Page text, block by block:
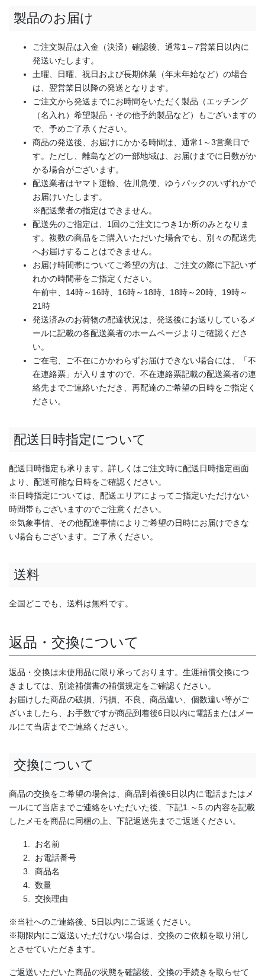
製品のお届け
ご注文製品は入金（決済）確認後、通常1～7営業日以内に
発送いたします。
土曜、日曜、祝日および長期休業（年末年始など）の場合
は、翌営業日以降の発送となります。
ご注文から発送までにお時間をいただく製品（エッチング
（名入れ）希望製品・その他予約製品など）もございますの
で、予めご了承ください。
商品の発送後、お届けにかかる時間は、通常1～3営業日で
す。ただし、離島などの一部地域は、お届けまでに日数がか
かる場合がございます。
配送業者はヤマト運輸、佐川急便、ゆうパックのいずれかで
お届けいたします。
※配送業者の指定はできません。
配送先のご指定は、1回のご注文につき1か所のみとなりま
す。複数の商品をご購入いただいた場合でも、別々の配送先
へお届けすることはできません。
お届け時間帯についてご希望の方は、ご注文の際に下記いず
れかの時間帯をご指定ください。
午前中、14時～16時、16時～18時、18時～20時、19時～
21時
発送済みのお荷物の配達状況は、発送後にお送りしているメ
ールに記載の各配送業者のホームページよりご確認くださ
い。
ご在宅、ご不在にかかわらずお届けできない場合には、「不
在連絡票」が入りますので、不在連絡票記載の配送業者の連
絡先までご連絡いただき、再配達のご希望の日時をご指定く
ださい。
配送日時指定について
配送日時指定も承ります。詳しくはご注文時に配送日時指定画面
より、配送可能な日時をご確認ください。
※日時指定については、配送エリアによってご指定いただけない
時間帯もございますのでご注意ください。
※気象事情、その他配達事情によりご希望の日時にお届けできな
い場合もございます。ご了承ください。
送料
全国どこでも、送料は無料です。
返品・交換について
返品・交換は未使用品に限り承っております。生涯補償交換につ
きましては、別途補償書の補償規定をご確認ください。
お届けした商品の破損、汚損、不良、商品違い、個数違い等がご
ざいましたら、お手数ですが商品到着後6日以内に電話またはメー
ルにて当店までご連絡ください。
交換について
商品の交換をご希望の場合は、商品到着後6日以内に電話またはメ
ールにて当店までご連絡をいただいた後、下記1.～5.の内容を記載
したメモを商品に同梱の上、下記返送先までご返送ください。
お名前
お電話番号
商品名
数量
交換理由
※当社へのご連絡後、5日以内にご返送ください。
※期限内にご返送いただけない場合は、交換のご依頼を取り消し
とさせていただきます。
ご返送いただいた商品の状態を確認後、交換の手続きを取らせて